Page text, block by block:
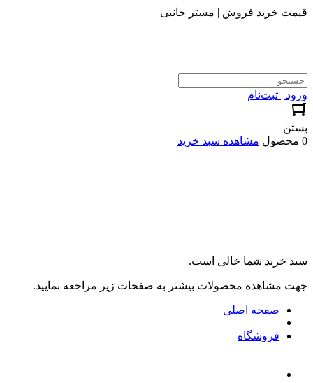
قیمت خرید فروش | مستر جانبی
ورود | ثبت‌نام
بستن
0 محصول
مشاهده سبد خرید
سبد خرید شما خالی است.
جهت مشاهده محصولات بیشتر به صفحات زیر مراجعه نمایید.
صفحه اصلی
فروشگاه